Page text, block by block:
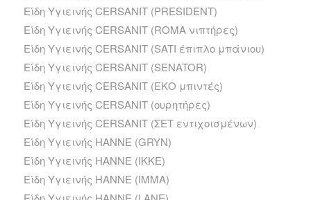
Είδη Υγιεινής CERSANIT (PRESIDENT)
Είδη Υγιεινής CERSANIT (ROMA νιπτήρες)
Είδη Υγιεινής CERSANIT (SATI έπιπλο μπάνιου)
Είδη Υγιεινής CERSANIT (SENATOR)
Είδη Υγιεινής CERSANIT (ΕΚΟ μπιντές)
Είδη Υγιεινής CERSANIT (ουρητήρες)
Είδη Υγιεινής CERSANIT (ΣΕΤ εντιχοισμένων)
Είδη Υγιεινής HANNE (GRYN)
Είδη Υγιεινής HANNE (IKKE)
Είδη Υγιεινής HANNE (IMMA)